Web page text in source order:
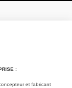
:
et fabricant